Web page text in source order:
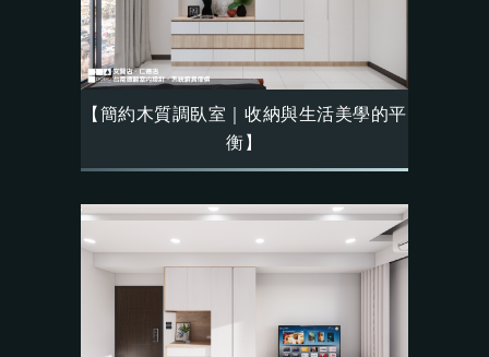
【簡約木質調臥室｜收納與生活美學的平
衡】